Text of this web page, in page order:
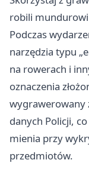
robili mundurowi
Podczas
narzędzia typu
na rowerach i
oznaczenia
wygrawerowany
danych Policji,
mienia przy
przedmiotów.